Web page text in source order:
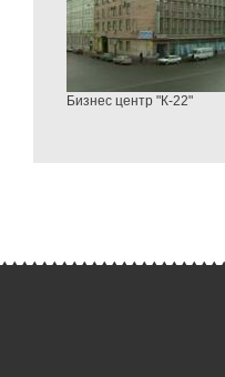
Бизнес центр "К-22"